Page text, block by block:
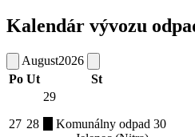
Kalendár vývozu
August2026
Po Ut St
27 28
29
Komunálny odpad 30